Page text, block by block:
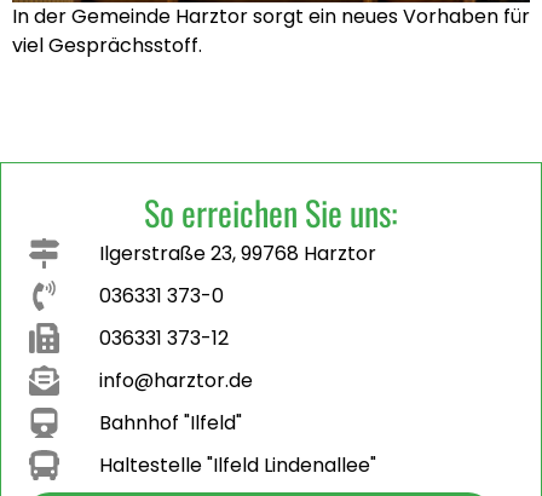
In der Gemeinde Harztor sorgt ein neues Vorhaben für
viel Gesprächsstoff.
So erreichen Sie uns:
Ilgerstraße 23, 99768 Harztor
036331 373-0
036331 373-12
info@harztor.de
Bahnhof "Ilfeld"
Haltestelle "Ilfeld Lindenallee"